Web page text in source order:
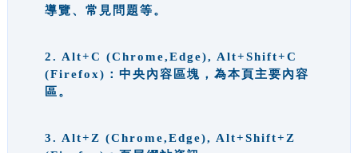
導覽、常見問題等。
2. Alt+C (Chrome,Edge), Alt+Shift+C
(Firefox)：中央內容區塊，為本頁主要內容
區。
3. Alt+Z (Chrome,Edge), Alt+Shift+Z